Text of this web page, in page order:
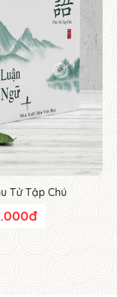
Tử Tập Chú